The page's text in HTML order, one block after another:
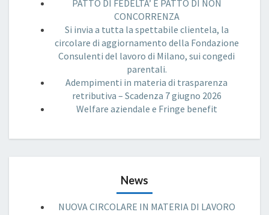
PATTO DI FEDELTA’ E PATTO DI NON
CONCORRENZA
Si invia a tutta la spettabile clientela, la
circolare di aggiornamento della Fondazione
Consulenti del lavoro di Milano, sui congedi
parentali.
Adempimenti in materia di trasparenza
retributiva – Scadenza 7 giugno 2026
Welfare aziendale e Fringe benefit
News
NUOVA CIRCOLARE IN MATERIA DI LAVORO